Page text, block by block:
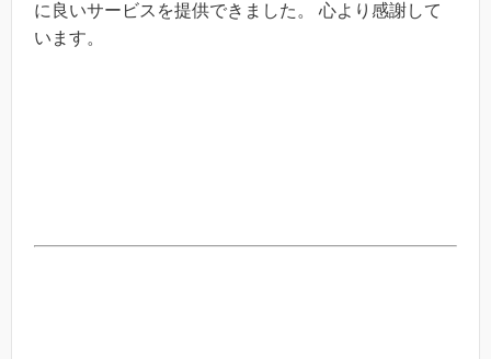
に良いサービスを提供できました。 心より感謝して
います。